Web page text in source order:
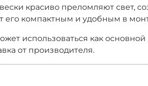
красиво преломляют свет,
его компактным и удобным в
использоваться как основной
от производителя.